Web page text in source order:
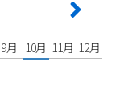
9月 10月 11月 12月